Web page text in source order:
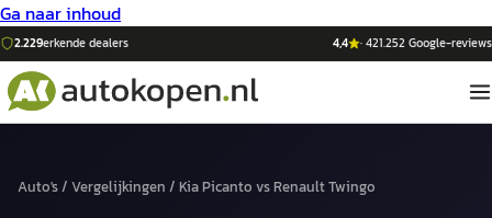
Ga naar inhoud
2.229erkende dealers 4,4 ·421.252Google-reviews
Auto's/ Vergelijkingen / Kia Picanto vsRenault Twingo